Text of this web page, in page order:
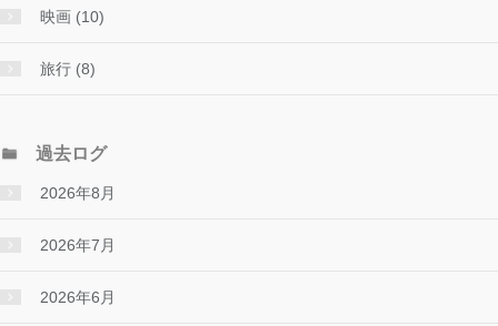
映画 (10)
旅行 (8)
過去ログ
2026年8月
2026年7月
2026年6月